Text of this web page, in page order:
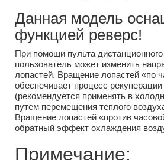
Данная модель
функцией реверс!
При помощи пульта
пользователь может изменить
лопастей. Вращение лопастей «по
обеспечивает процесс
(рекомендуется применять в
путем перемещения теплого
Вращение лопастей «против
обратный эффект охлаждения
Примечание: